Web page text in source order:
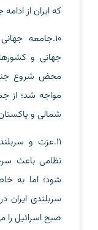
که ایران از
10.جامعه
جهانی و
محض شروع جنگ
مواجه شد؛ از
شمالی و
11.عزت و
نظامی باعث
شود؛ اما به
سربلندی ایران
صبح اسرائیل را